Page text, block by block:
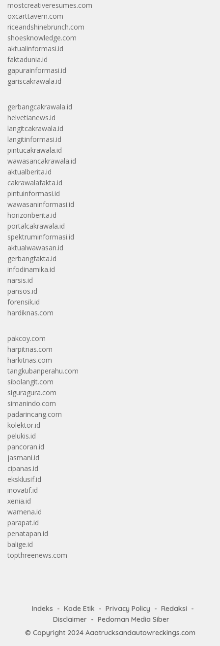
mostcreativeresumes.com
oxcarttavern.com
riceandshinebrunch.com
shoesknowledge.com
aktualinformasi.id
faktadunia.id
gapurainformasi.id
gariscakrawala.id
gerbangcakrawala.id
helvetianews.id
langitcakrawala.id
langitinformasi.id
pintucakrawala.id
wawasancakrawala.id
aktualberita.id
cakrawalafakta.id
pintuinformasi.id
wawasaninformasi.id
horizonberita.id
portalcakrawala.id
spektruminformasi.id
aktualwawasan.id
gerbangfakta.id
infodinamika.id
narsis.id
pansos.id
forensik.id
hardiknas.com
pakcoy.com
harpitnas.com
harkitnas.com
tangkubanperahu.com
sibolangit.com
siguragura.com
simanindo.com
padarincang.com
kolektor.id
pelukis.id
pancoran.id
jasmani.id
cipanas.id
eksklusif.id
inovatif.id
xenia.id
wamena.id
parapat.id
penatapan.id
balige.id
topthreenews.com
Indeks Kode Etik Privacy Policy
Redaksi
Disclaimer
Pedoman Media Siber
© Copyright 2024 Aaatrucksandautowreckings.com